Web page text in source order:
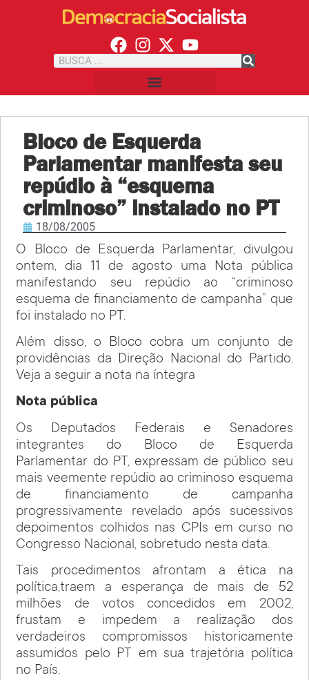
Bloco de Esquerda
Parlamentar manifesta seu
repúdio à “esquema
criminoso” instalado no PT
18/08/2005
O Bloco de Esquerda Parlamentar, divulgou
ontem, dia 11 de agosto uma Nota pública
manifestando seu repúdio ao “criminoso
esquema de financiamento de campanha” que
foi instalado no PT.
Além disso, o Bloco cobra um conjunto de
providências da Direção Nacional do Partido.
Veja a seguir a nota na íntegra
Nota pública
Os Deputados Federais e Senadores
integrantes do Bloco de Esquerda
Parlamentar do PT, expressam de público seu
mais veemente repúdio ao criminoso esquema
de financiamento de campanha
progressivamente revelado após sucessivos
depoimentos colhidos nas CPIs em curso no
Congresso Nacional, sobretudo nesta data.
Tais procedimentos afrontam a ética na
política,traem a esperança de mais de 52
milhões de votos concedidos em 2002,
frustam e impedem a realização dos
verdadeiros compromissos historicamente
assumidos pelo PT em sua trajetória política
no País.